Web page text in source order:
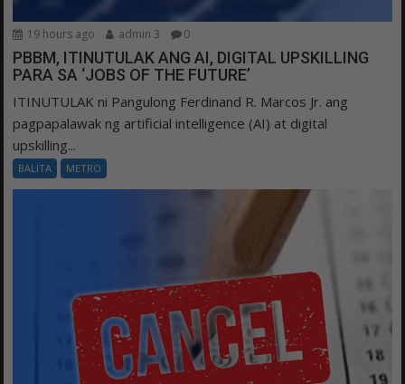
19 hours ago admin 3 0
PBBM, ITINUTULAK ANG AI, DIGITAL UPSKILLING
PARA SA ‘JOBS OF THE FUTURE’
ITINUTULAK ni Pangulong Ferdinand R. Marcos Jr. ang
pagpapalawak ng artificial intelligence (AI) at digital
upskilling...
BALITA METRO